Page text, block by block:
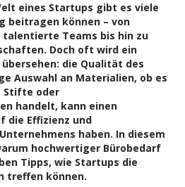
eines Startups gibt es viele
beitragen können – von
talentierte Teams bis hin zu
Doch oft wird ein
die Qualität des
Auswahl an Materialien, ob es
Stifte oder
handelt, kann einen
die Effizienz und
haben. In diesem
hochwertiger Bürobedarf
Tipps, wie Startups die
treffen können.